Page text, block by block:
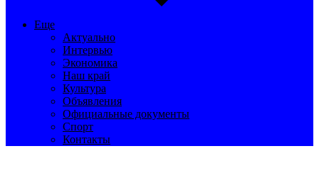
Еще
Актуально
Интервью
Экономика
Наш край
Культура
Объявления
Официальные документы
Спорт
Контакты